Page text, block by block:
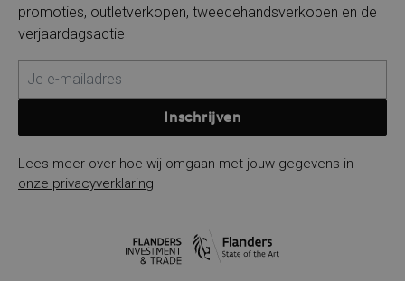
promoties, outletverkopen, tweedehandsverkopen en de
verjaardagsactie
Inschrijven
Lees meer over hoe wij omgaan met jouw gegevens in
onze privacyverklaring